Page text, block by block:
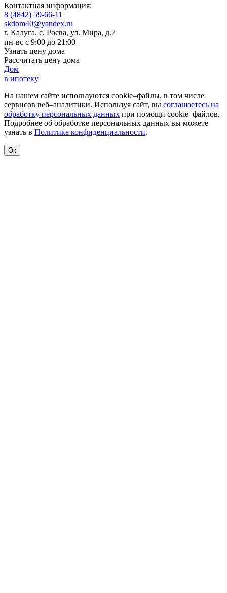
Контактная информация:
8 (4842) 59-66-11
skdom40@yandex.ru
г. Калуга, с. Росва, ул. Мира, д.7
пн-вс с 9:00 до 21:00
Узнать цену дома
Рассчитать цену дома
Дом
в ипотеку
На нашем сайте используются cookie–файлы, в том числе
сервисов веб–аналитики. Используя сайт, вы соглашаетесь на
обработку персональных данных при помощи cookie–файлов.
Подробнее об обработке персональных данных вы можете
узнать в Политике конфиденциальности.
Ок